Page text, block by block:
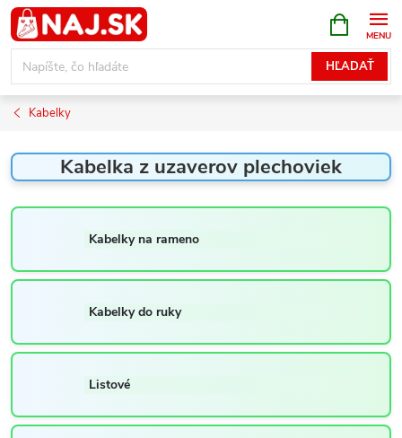
Prejsť
na
obsah
HĽADAŤ
KOŠÍK
Kabelky
Kabelka z uzaverov plechoviek
Kabelky na rameno
Kabelky do ruky
Listové